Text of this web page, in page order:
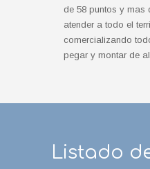
de 58 puntos y mas
atender a todo el
comercializando
pegar y montar de
Listado